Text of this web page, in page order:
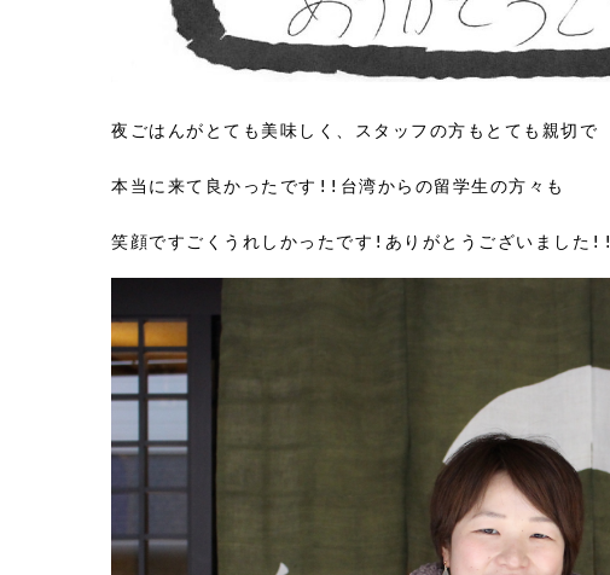
夜ごはんがとても美味しく、スタッフの方もとても親切で
本当に来て良かったです!!台湾からの留学生の方々も
笑顔ですごくうれしかったです!ありがとうございました!!